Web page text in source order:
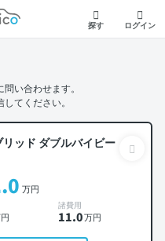
リコ
探す ログイン
い合わせます。
てください。
ッド ダブルバイビー
.0 万円
諸費用
11.0万円